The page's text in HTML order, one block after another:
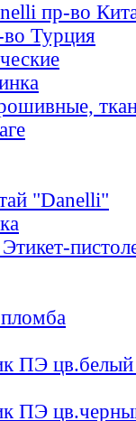
пр-во
Турция
"Danelli"
ПЭ цв.белый
ПЭ